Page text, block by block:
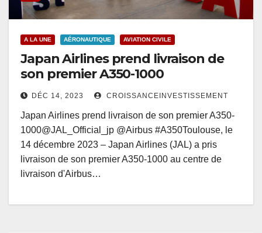
A LA UNE AÉRONAUTIQUE AVIATION CIVILE
Japan Airlines prend livraison de
son premier A350-1000
DÉC 14, 2023 CROISSANCEINVESTISSEMENT
Japan Airlines prend livraison de son premier A350-
1000@JAL_Official_jp @Airbus #A350Toulouse, le
14 décembre 2023 – Japan Airlines (JAL) a pris
livraison de son premier A350-1000 au centre de
livraison d'Airbus…